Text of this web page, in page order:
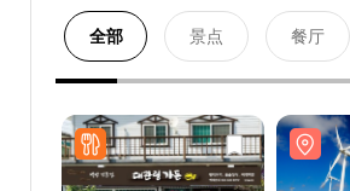
全部 景点 餐厅